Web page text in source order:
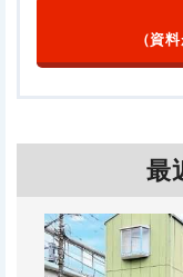
（資
最